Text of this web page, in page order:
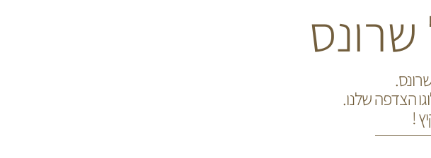
הצדפה שלנו.
!